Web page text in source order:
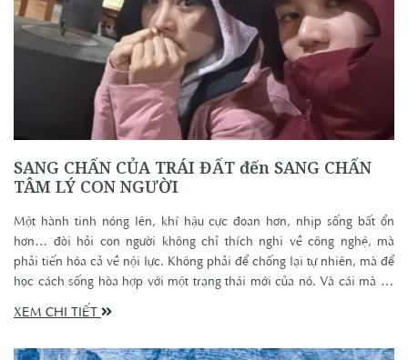
SANG CHẤN CỦA TRÁI ĐẤT đến SANG CHẤN
TÂM LÝ CON NGƯỜI
Một hành tinh nóng lên, khí hậu cực đoan hơn, nhịp sống bất ổn
hơn… đòi hỏi con người không chỉ thích nghi về công nghệ, mà
phải tiến hóa cả về nội lực. Không phải để chống lại tự nhiên, mà để
học cách sống hòa hợp với một trạng thái mới của nó. Và cái mà tôi
đang chuẩn bị, không phải để ứng phó ngay bây giờ, nó là cái phao
cứu hộ cho cả một thế hệ tương lai.
XEM CHI TIẾT